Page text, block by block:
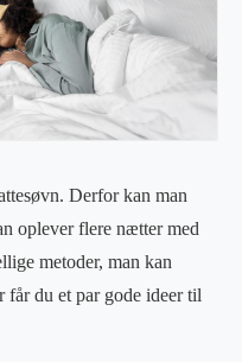
Derfor kan man
oplever flere nætter med
metoder, man kan
får du et par gode ideer til